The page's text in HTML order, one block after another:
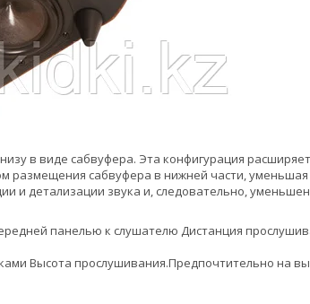
в виде сабвуфера. Эта конфигурация
размещения сабвуфера в нижней части,
и детализации звука и, следовательно,
панелью к слушателю Дистанция
Высота прослушивания.Предпочтительно на